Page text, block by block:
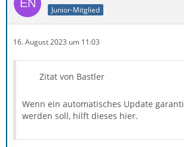
Junior-Mitglied
16. August 2023 um 11:03
Zitat von Bastler
Wenn ein automatisches Update
werden soll, hilft dieses hier.